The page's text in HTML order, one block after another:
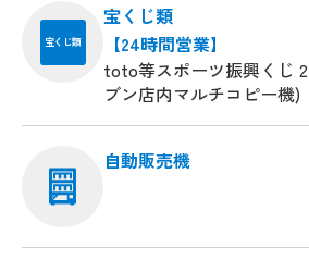
宝くじ類
宝くじ類
【24時間営業】
toto等スポーツ振興くじ
ブン店内マルチコピー機)
自動販売機